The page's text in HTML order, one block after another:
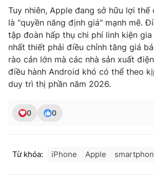
Ðiện thoại Thời báo VTV:
024.66 897 897
Email:toasoan@vtv.vn
Liên hệ quảng cáo: 024-7300.7108
Tuy nhiên, Apple đang sở hữu lợi
là "quyền năng định giá" mạnh mẽ.
tập đoàn hấp thụ chi phí linh kiện
nhất thiết phải điều chỉnh tăng giá
rào cản lớn mà các nhà sản xuất
điều hành Android khó có thể theo
duy trì thị phần năm 2026.
0 0
Từ khóa: iPhone Apple